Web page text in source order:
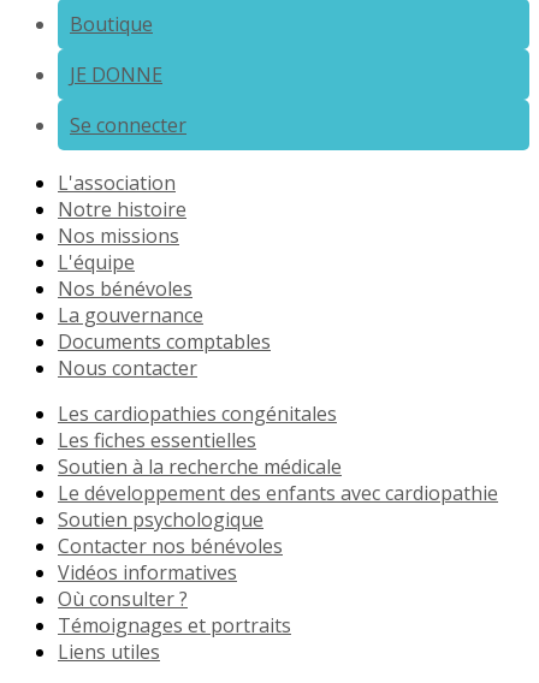
Boutique
JE DONNE
Se connecter
L'association
Notre histoire
Nos missions
L'équipe
Nos bénévoles
La gouvernance
Documents comptables
Nous contacter
Les cardiopathies congénitales
Les fiches essentielles
Soutien à la recherche médicale
Le développement des enfants avec cardiopathie
Soutien psychologique
Contacter nos bénévoles
Vidéos informatives
Où consulter ?
Témoignages et portraits
Liens utiles